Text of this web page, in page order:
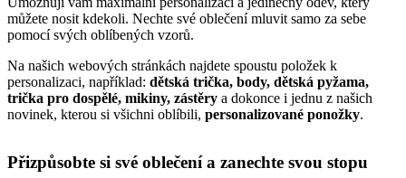
můžete nosit kdekoli. Nechte své oblečení mluvit samo za sebe
pomocí svých oblíbených vzorů.
Na našich webových stránkách najdete spoustu položek k
personalizaci, například: dětská trička, body, dětská pyžama,
trička pro dospělé, mikiny, zástěry a dokonce i jednu z našich
novinek, kterou si všichni oblíbili, personalizované ponožky.
Přizpůsobte si své oblečení a zanechte svou stopu